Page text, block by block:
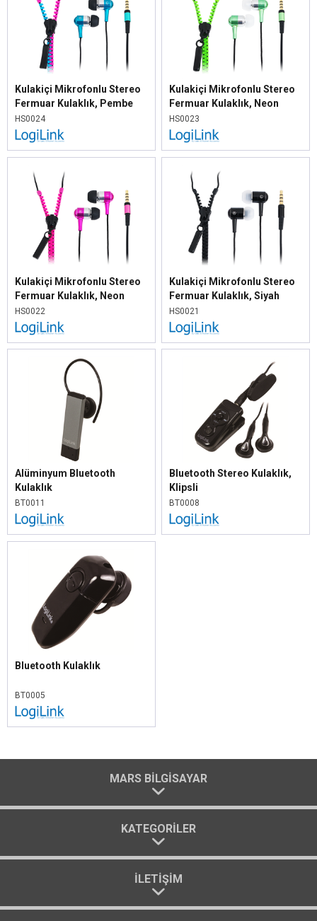
Kulakiçi Mikrofonlu Stereo
Fermuar Kulaklık, Pembe
Mavi
HS0024
Kulakiçi Mikrofonlu Stereo
Fermuar Kulaklık, Neon
Yeşil
HS0023
Kulakiçi Mikrofonlu Stereo
Fermuar Kulaklık, Neon
Pembe
HS0022
Kulakiçi Mikrofonlu Stereo
Fermuar Kulaklık, Siyah
HS0021
Alüminyum Bluetooth
Kulaklık
BT0011
Bluetooth Stereo Kulaklık,
Klipsli
BT0008
Bluetooth Kulaklık
BT0005
MARS BILGISAYAR
KATEGORILER
İLETIŞIM